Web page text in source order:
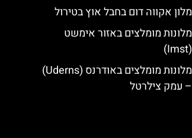
מלון אקווה דום בחבל אוץ בטירול
מלונות מומלצים באזור אימשט
(Imst)
מלונות מומלצים באודרנס (Uderns)
– עמק צילרטל